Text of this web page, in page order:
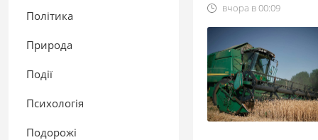
Політика
Природа
Події
Психологія
Подорожі
вчора в00:09